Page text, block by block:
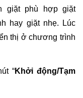
giặt phù hợp giặt
hay giặt nhẹ. Lúc
thị ở chương trình
“Khởi động/Tạm